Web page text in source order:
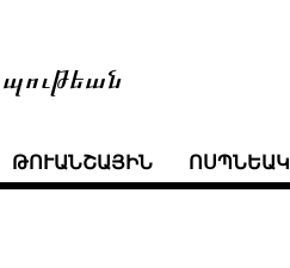
ԹՈՒԱՆՇԱՅԻՆ ՈՍՊՆԵԱԿ